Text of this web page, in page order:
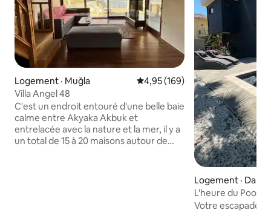
Logement · Muğla Note moyenne de 4,95 sur 5,
4,95 (169)
Villa Angel 48
C'est un endroit entouré d'une belle baie
calme entre Akyaka Akbuk et
entrelacée avec la nature et la mer, il y a
un total de 15 à 20 maisons autour de
Logement ·
L'heure du Pool
Votre escapade